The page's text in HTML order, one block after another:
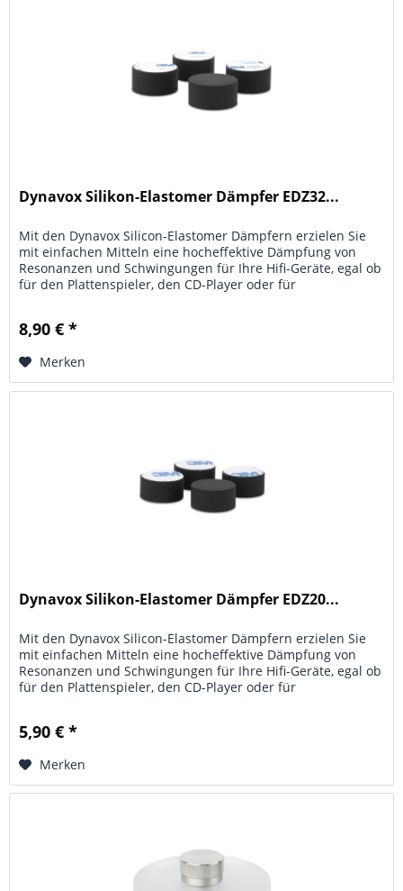
Dynavox Silikon-Elastomer Dämpfer EDZ32...
Mit den Dynavox Silicon-Elastomer Dämpfern erzielen Sie
mit einfachen Mitteln eine hocheffektive Dämpfung von
Resonanzen und Schwingungen für Ihre Hifi-Geräte, egal ob
für den Plattenspieler, den CD-Player oder für
8,90 € *
Merken
Dynavox Silikon-Elastomer Dämpfer EDZ20...
Mit den Dynavox Silicon-Elastomer Dämpfern erzielen Sie
mit einfachen Mitteln eine hocheffektive Dämpfung von
Resonanzen und Schwingungen für Ihre Hifi-Geräte, egal ob
für den Plattenspieler, den CD-Player oder für
5,90 € *
Merken